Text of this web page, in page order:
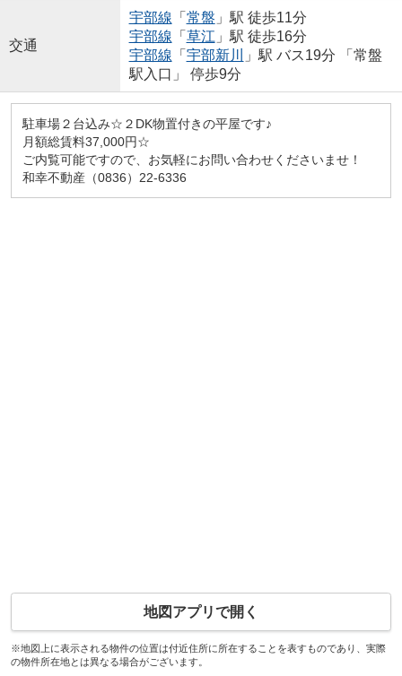
交通
宇部線 「 常盤 」駅 徒歩11分
宇部線 「 草江 」駅 徒歩16分
宇部線 「 宇部新川
」駅 バス19分 「常盤
駅入口」 停歩9分
駐車場２台込み☆２DK物置付きの平屋です♪
月額総賃料37,000円☆
ご内覧可能ですので、お気軽にお問い合わせくださいませ！
和幸不動産（0836）22-6336
地図アプリで開く
※地図上に表示される物件の位置は付近住所に所在することを表すものであり、実際
の物件所在地とは異なる場合がございます。